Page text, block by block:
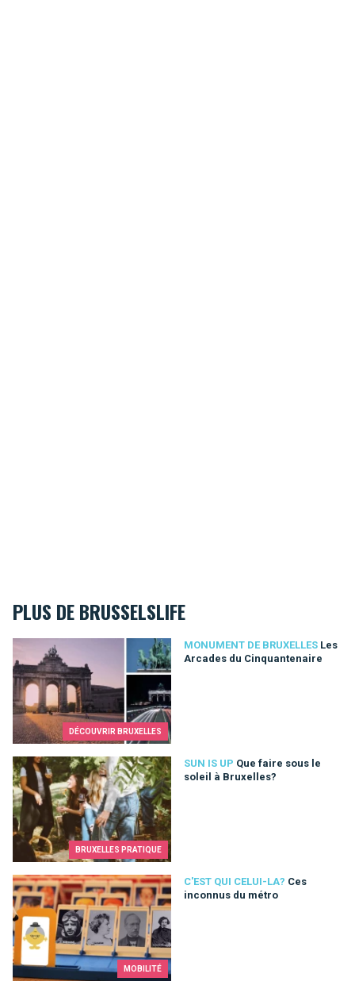
PLUS DE BRUSSELSLIFE
DÉCOUVRIR BRUXELLES
MONUMENT DE BRUXELLES Les
Arcades du Cinquantenaire
Les Arcades du Cinquantenaire
BRUXELLES PRATIQUE
SUN IS UP Que faire sous le
soleil à Bruxelles?
Que faire sous le soleil à Bruxelles?
MOBILITÉ
C'EST QUI CELUI-LA? Ces
inconnus du métro
Ces inconnus du métro